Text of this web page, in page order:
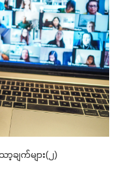
ချက်များ(၂)